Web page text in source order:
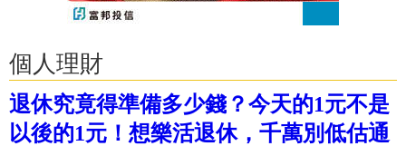
個人理財
退休究竟得準備多少錢？今天的1元不是
以後的1元！想樂活退休，千萬別低估通